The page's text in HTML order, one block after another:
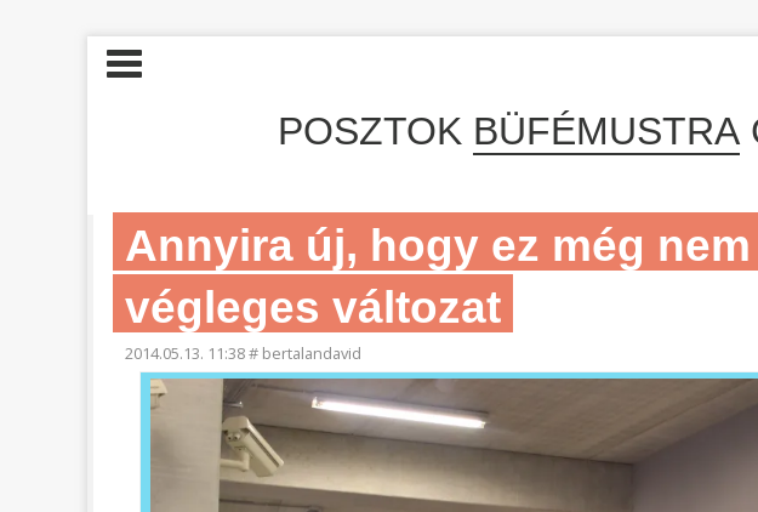
POSZTOK BÜFÉMUSTRA
Annyira új, hogy ez még
végleges változat
2014.05.13. 11:38# bertalandavid